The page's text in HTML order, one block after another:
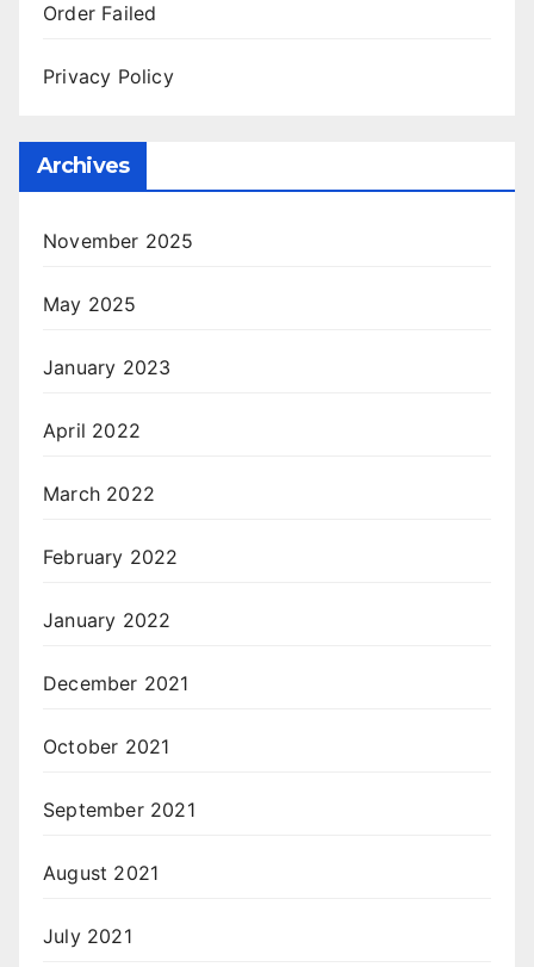
Order Failed
Privacy Policy
Archives
November 2025
May 2025
January 2023
April 2022
March 2022
February 2022
January 2022
December 2021
October 2021
September 2021
August 2021
July 2021